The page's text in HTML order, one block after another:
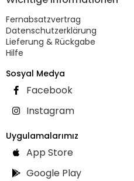
Fernabsatzvertrag
Datenschutzerklärung
Lieferung & Rückgabe
Hilfe
Sosyal Medya
Facebook
Instagram
Uygulamalarımız
App Store
Google Play